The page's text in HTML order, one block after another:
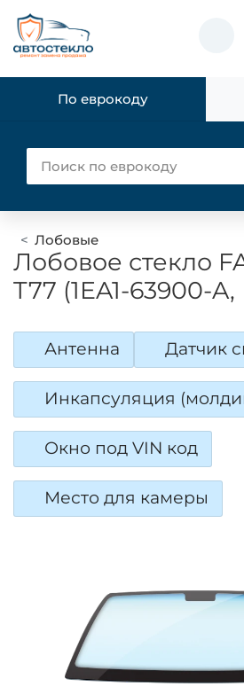
По еврокоду
Лобовые
Лобовое стекло
T77 (1EA1-63900-A,
Антенна Датчик
Инкапсуляция
Окно под VIN код
Место для камеры